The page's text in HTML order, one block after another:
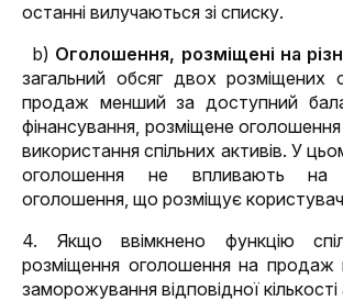
останні вилучаються зі списку.
b) Оголошення, розміщені на
загальний обсяг двох розміщених
продаж менший за доступний
фінансування, розміщене
використання спільних активів. У
оголошення не впливають
оголошення, що розміщує
4. Якщо ввімкнено функцію
заморожування відповідної кількості